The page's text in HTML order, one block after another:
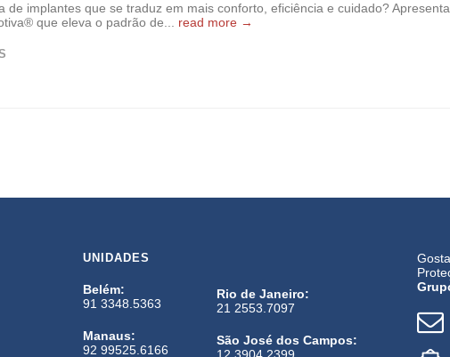
de implantes que se traduz em mais conforto, eficiência e cuidado?
que eleva o padrão de... read more →
UNIDADES
Belém:
91 3348.5363
Manaus:
92 99525.6166
Rio de Janeiro:
21 2553.7097
São José dos Campos: